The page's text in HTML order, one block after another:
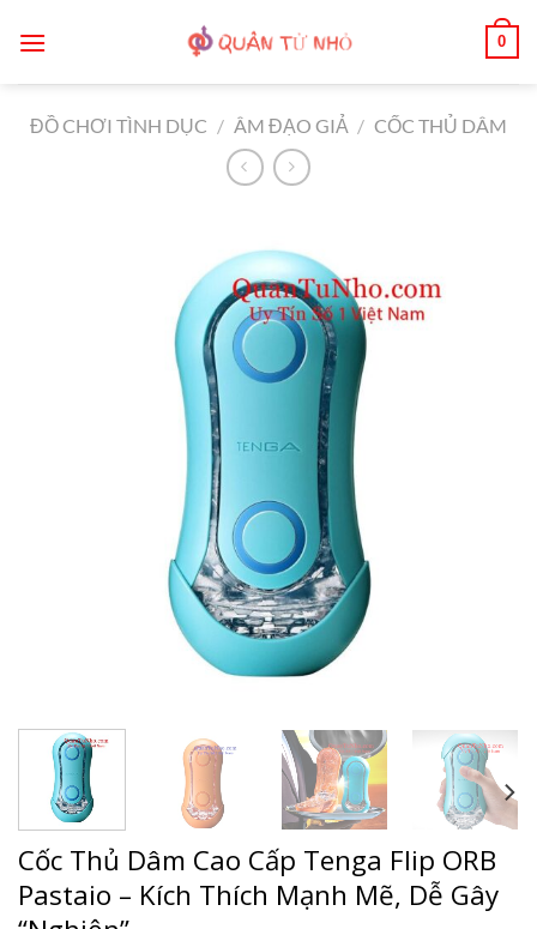
qua
0
ĐỒ CHƠI TÌNH DỤC / ÂM ĐẠO GIẢ / CỐC THỦ DÂM
Cốc Thủ Dâm Cao Cấp Tenga Flip ORB
Pastaio – Kích Thích Mạnh Mẽ, Dễ Gây